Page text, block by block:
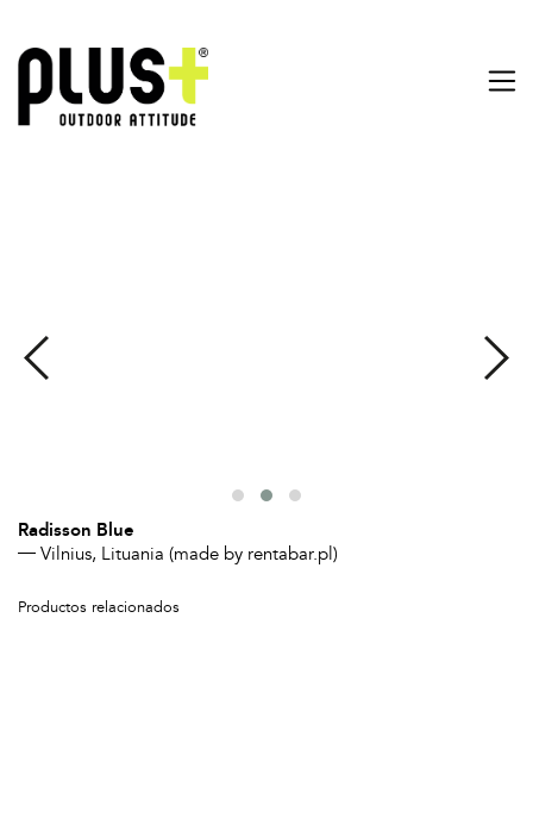
Radisson Blue
Vilnius, Lituania (made by rentabar.pl)
Productos relacionados